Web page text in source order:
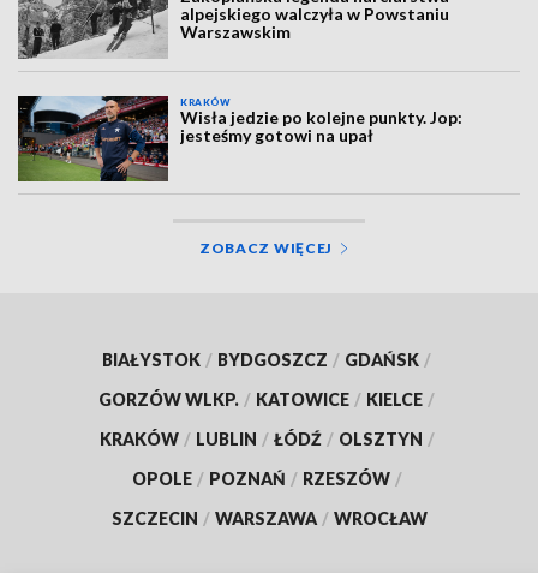
alpejskiego walczyła w Powstaniu
Warszawskim
KRAKÓW
Wisła jedzie po kolejne punkty. Jop:
jesteśmy gotowi na upał
ZOBACZ WIĘCEJ
BIAŁYSTOK / BYDGOSZCZ / GDAŃSK /
GORZÓW WLKP. / KATOWICE / KIELCE /
KRAKÓW / LUBLIN / ŁÓDŹ / OLSZTYN /
OPOLE / POZNAŃ / RZESZÓW /
SZCZECIN / WARSZAWA / WROCŁAW